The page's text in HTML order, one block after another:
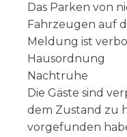
Das Parken von
Fahrzeugen auf
Meldung ist
Hausordnung
Nachtruhe
Die Gäste sind
dem Zustand zu
vorgefunden